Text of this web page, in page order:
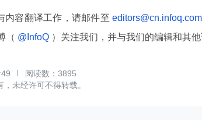
内容翻译工作，请邮件至 editors@cn.infoq.com
（ @InfoQ ）关注我们，并与我们的编辑和其他
3895
未经许可不得转载。